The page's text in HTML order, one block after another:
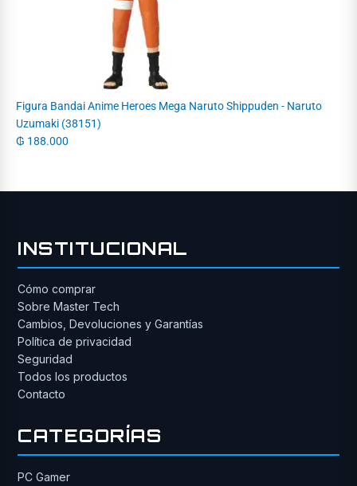
Figura Bandai Anime Heroes Mega Naruto Shippuden - Naruto
Uzumaki (38151)
₲ 188.000
INSTITUCIONAL
Cómo comprar
Sobre Master Tech
Cambios, Devoluciones y Garantías
Política de privacidad
Seguridad
Todos los productos
Contacto
CATEGORÍAS
PC Gamer